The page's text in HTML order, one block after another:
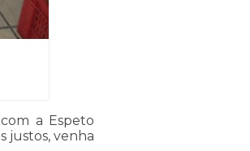
a Espeto
justos, venha